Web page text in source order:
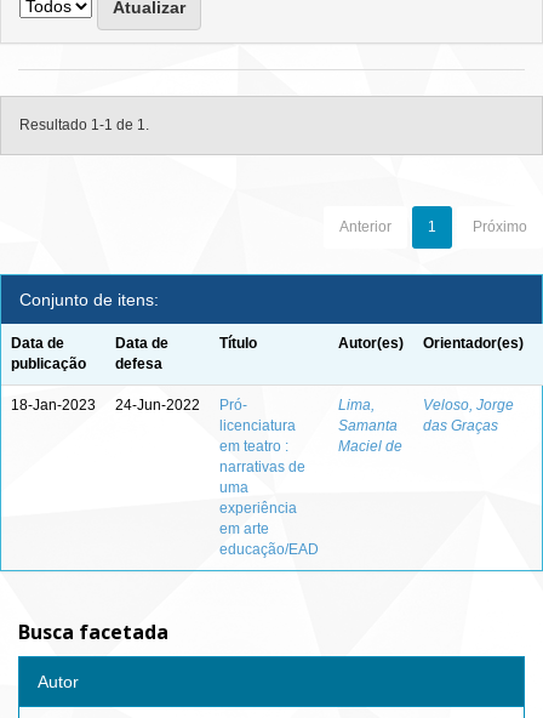
Resultado 1-1 de 1.
Anterior 1 Próximo
Conjunto de itens:
Data de
publicação
Data de
defesa
Título Autor(es) Orientador(es)
18-Jan-2023 24-Jun-2022
Pró-
licenciatura
em teatro :
narrativas de
uma
experiência
em arte
educação/EAD
Lima,
Samanta
Maciel de
Veloso, Jorge
das Graças
Busca facetada
Autor